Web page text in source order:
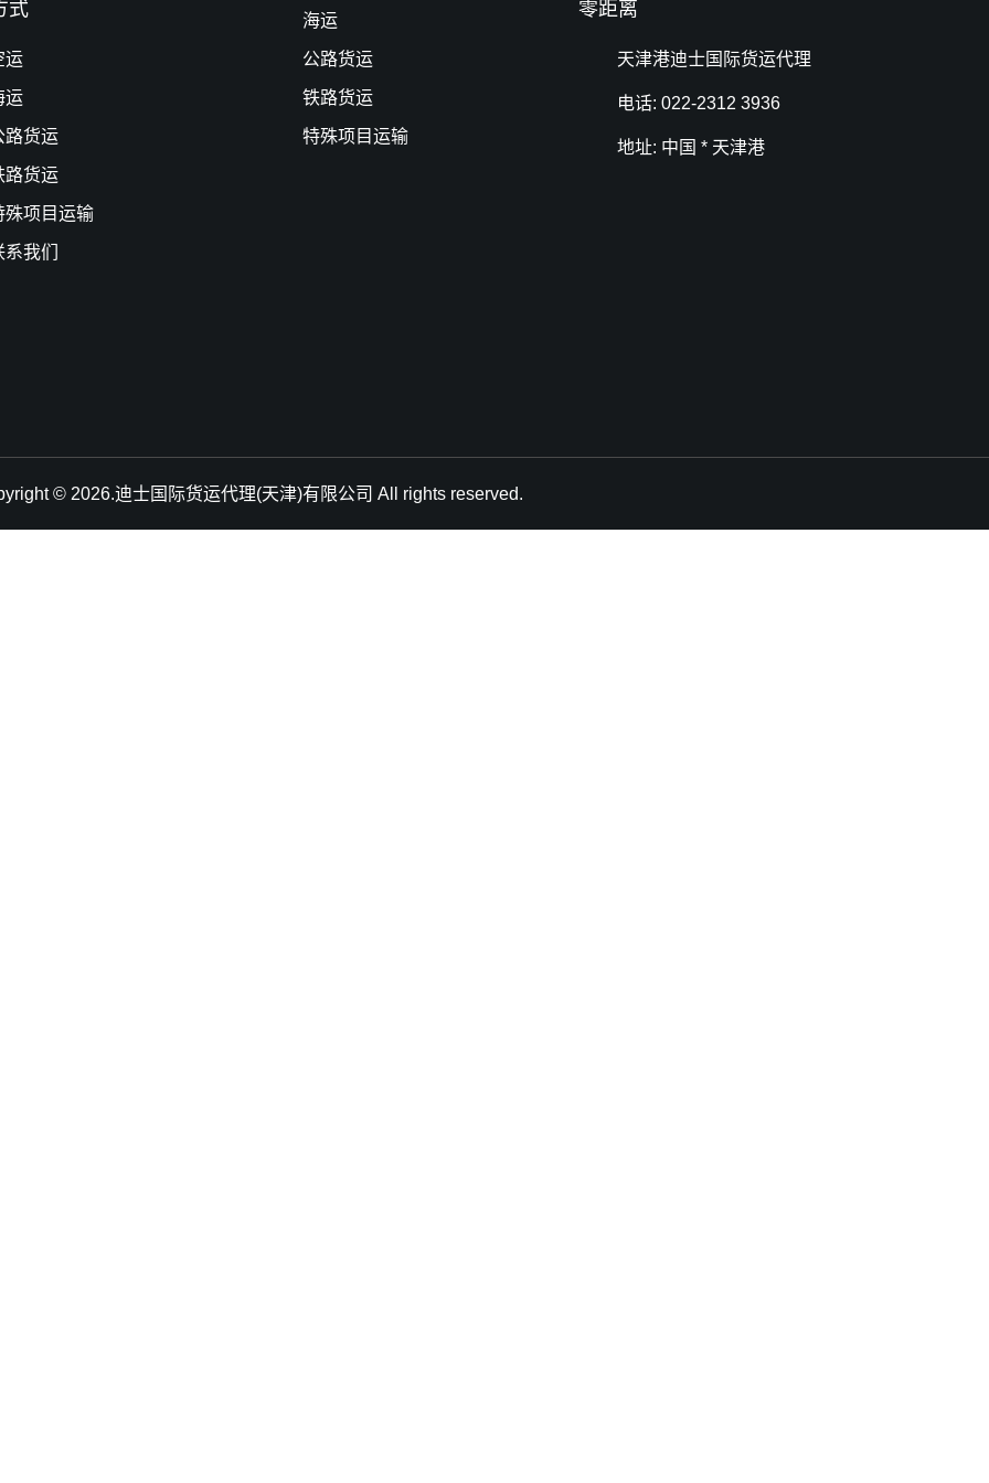
式
运
运
路货运
路货运
殊项目运输
系我们
海运
公路货运
铁路货运
特殊项目运输
零距离
天津港迪士国际货运代理
电话: 022-2312 3936
地址: 中国 * 天津港
© 2026.迪士国际货运代理(天津)有限公司 All rights reserved.